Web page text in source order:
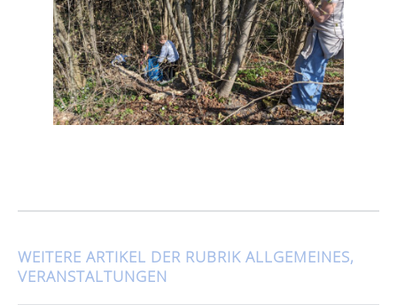
WEITERE ARTIKEL DER RUBRIK ALLGEMEINES,
VERANSTALTUNGEN